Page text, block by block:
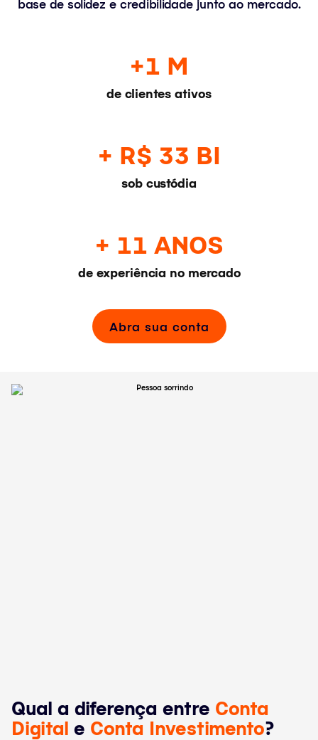
base de solidez e credibilidade junto ao mercado.
+1 M
de clientes ativos
+ R$ 33 BI
sob custódia
+ 11 ANOS
de experiência no mercado
Abra sua conta
Qual a diferença entre Conta
Digital e Conta Investimento?